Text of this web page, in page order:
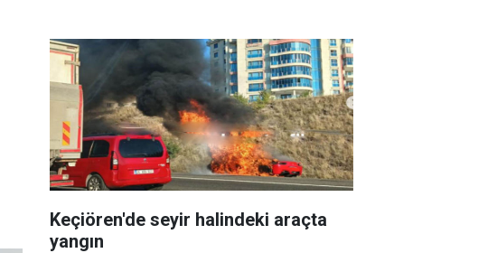
Keçiören'de seyir halindeki araçta
yangın